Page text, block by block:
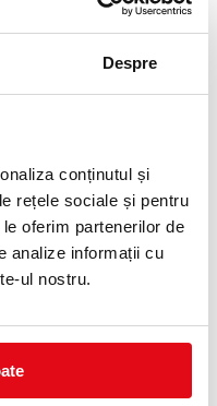
Despre
conținutul și
rețele sociale și pentru
oferim partenerilor de
analize informații cu
ul nostru.
vă preparați o cafea lungă
de Espresso Lung al
ori consecutiv butonul de
cele două apăsări.